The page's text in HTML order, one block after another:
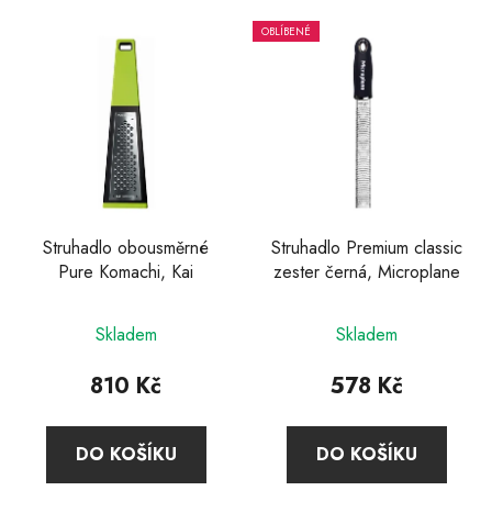
Struhadlo obousměrné
Pure Komachi, Kai
hodnocení
produktu
5,0
z
Skladem
810 Kč
DO KOŠÍKU
OBLÍBENÉ
Struhadlo Premium classic
zester černá, Microplane
hodnocení
produktu
4,9
z
Skladem
578 Kč
DO KOŠÍKU